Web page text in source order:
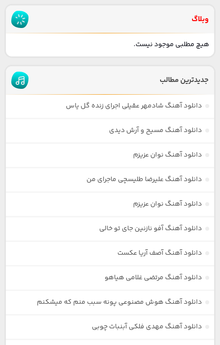
وبلاگ
هیچ مطلبی موجود نیست.
جدیدترین مطالب
دانلود آهنگ شادمهر عقیلی اجرای زنده گل یاس
دانلود آهنگ مسیح و آرش دیدی
دانلود آهنگ نوان عزیزم
دانلود آهنگ علیرضا طلیسچی ماجرای من
دانلود آهنگ نوان عزیزم
دانلود آهنگ آفو نازنین جای تو خالی
دانلود آهنگ آصف آریا عکست
دانلود آهنگ مرتضی غلامی هیاهو
دانلود آهنگ هوش مصنوعی پونه سبب منم که میشکنم
دانلود آهنگ مهدی فلکی آبنبات چوبی